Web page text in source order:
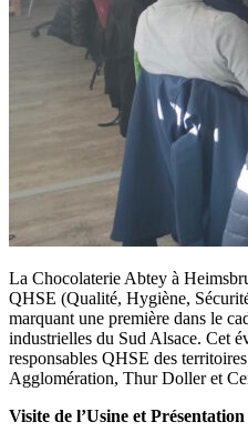
La Chocolaterie Abtey à
QHSE (Qualité, Hygiène,
marquant une première dans le
industrielles du Sud Alsace. Cet
responsables QHSE des
Agglomération, Thur Doller et
Visite de l’Usine et